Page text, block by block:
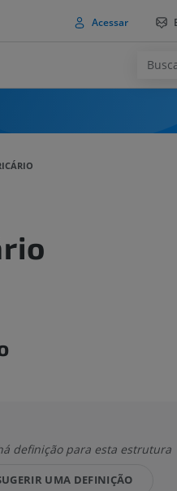
Acessar
definição para esta estrutura
UMA DEFINIÇÃO